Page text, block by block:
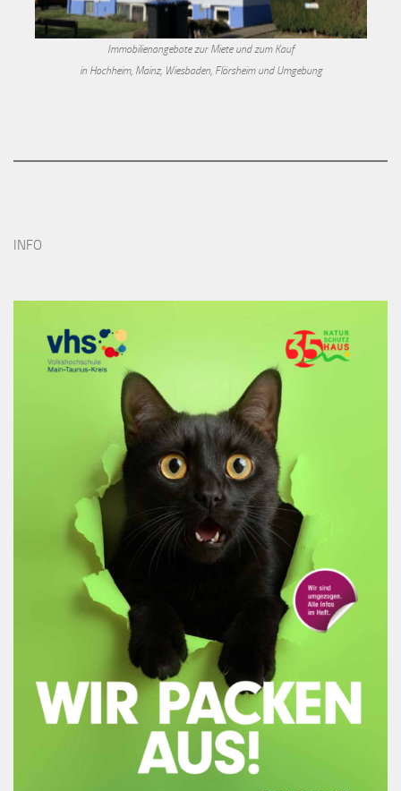
Immobilienangebote zur Miete und zum Kauf
in Hochheim, Mainz, Wiesbaden, Flörsheim und Umgebung
INFO